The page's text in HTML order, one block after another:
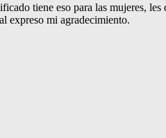
tiene eso para las mujeres, les
expreso mi agradecimiento.